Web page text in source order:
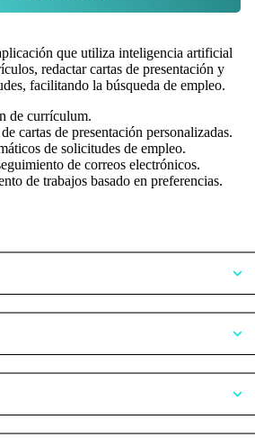
que utiliza inteligencia artificial
redactar cartas de presentación y
facilitando la búsqueda de empleo.
de currículum.
cartas de presentación personalizadas.
de solicitudes de empleo.
de correos electrónicos.
de trabajos basado en preferencias.